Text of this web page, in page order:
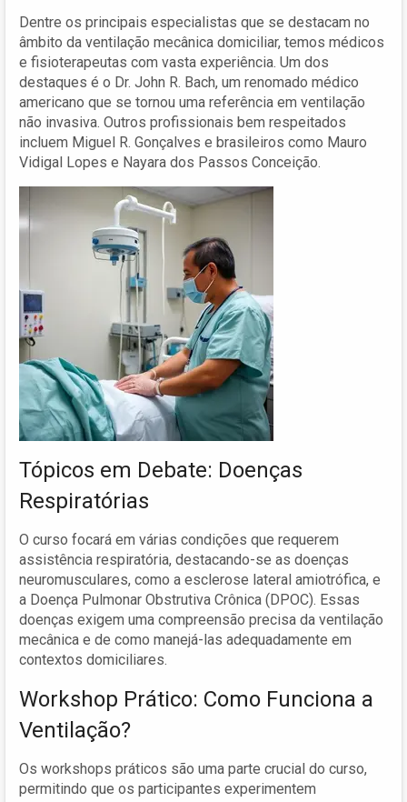
Dentre os principais especialistas que se destacam no
âmbito da ventilação mecânica domiciliar, temos médicos
e fisioterapeutas com vasta experiência. Um dos
destaques é o Dr. John R. Bach, um renomado médico
americano que se tornou uma referência em ventilação
não invasiva. Outros profissionais bem respeitados
incluem Miguel R. Gonçalves e brasileiros como Mauro
Vidigal Lopes e Nayara dos Passos Conceição.
Tópicos em Debate: Doenças
Respiratórias
O curso focará em várias condições que requerem
assistência respiratória, destacando-se as doenças
neuromusculares, como a esclerose lateral amiotrófica, e
a Doença Pulmonar Obstrutiva Crônica (DPOC). Essas
doenças exigem uma compreensão precisa da ventilação
mecânica e de como manejá-las adequadamente em
contextos domiciliares.
Workshop Prático: Como Funciona a
Ventilação?
Os workshops práticos são uma parte crucial do curso,
permitindo que os participantes experimentem